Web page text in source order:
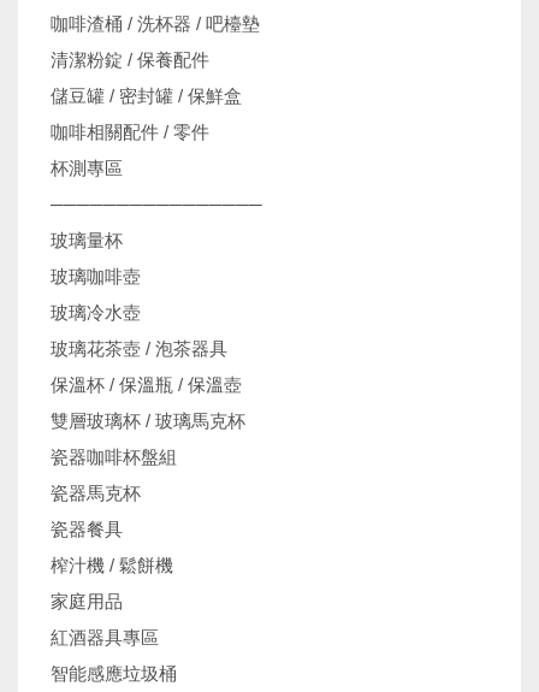
咖啡渣桶 / 洗杯器 / 吧檯墊
清潔粉錠 / 保養配件
儲豆罐 / 密封罐 / 保鮮盒
咖啡相關配件 / 零件
杯測專區
────────────────
玻璃量杯
玻璃咖啡壺
玻璃冷水壺
玻璃花茶壺 / 泡茶器具
保溫杯 / 保溫瓶 / 保溫壺
雙層玻璃杯 / 玻璃馬克杯
瓷器咖啡杯盤組
瓷器馬克杯
瓷器餐具
榨汁機 / 鬆餅機
家庭用品
紅酒器具專區
智能感應垃圾桶